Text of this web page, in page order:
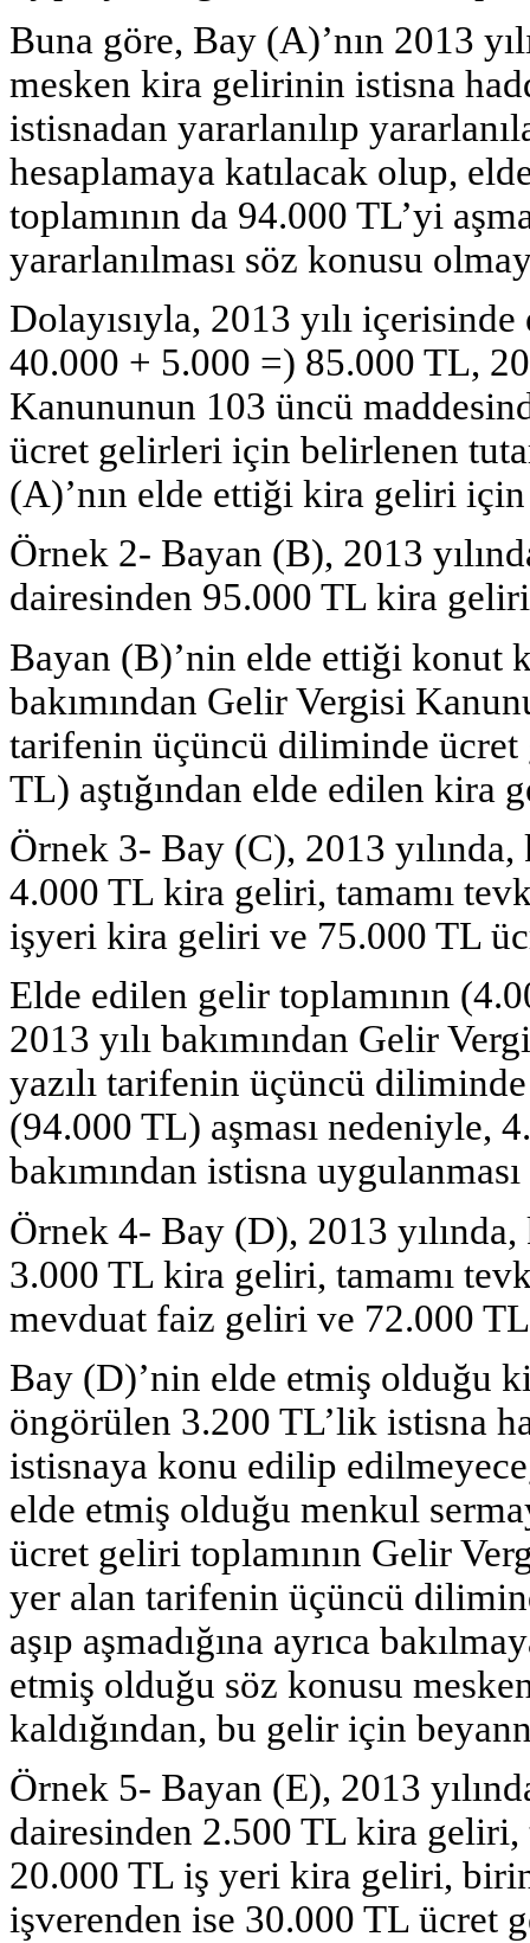
Buna göre, Bay (A)’nın 2013
mesken kira gelirinin istisna
istisnadan yararlanılıp
hesaplamaya katılacak olup,
toplamının da 94.000 TL’yi
yararlanılması söz konusu
Dolayısıyla, 2013 yılı
40.000 + 5.000 =) 85.000 TL,
Kanununun 103 üncü
ücret gelirleri için belirlenen
(A)’nın elde ettiği kira geliri
Örnek 2- Bayan (B), 2013
dairesinden 95.000 TL kira
Bayan (B)’nin elde ettiği konut
bakımından Gelir Vergisi
tarifenin üçüncü diliminde
TL) aştığından elde edilen kira
Örnek 3- Bay (C), 2013
4.000 TL kira geliri, tamamı
işyeri kira geliri ve 75.000 TL
Elde edilen gelir toplamının
2013 yılı bakımından Gelir
yazılı tarifenin üçüncü
(94.000 TL) aşması nedeniyle,
bakımından istisna
Örnek 4- Bay (D), 2013
3.000 TL kira geliri, tamamı
mevduat faiz geliri ve 72.000
Bay (D)’nin elde etmiş olduğu
öngörülen 3.200 TL’lik istisna
istisnaya konu edilip
elde etmiş olduğu menkul
ücret geliri toplamının Gelir
yer alan tarifenin üçüncü
aşıp aşmadığına ayrıca
etmiş olduğu söz konusu
kaldığından, bu gelir için
Örnek 5- Bayan (E), 2013
dairesinden 2.500 TL kira
20.000 TL iş yeri kira geliri,
işverenden ise 30.000 TL ücret